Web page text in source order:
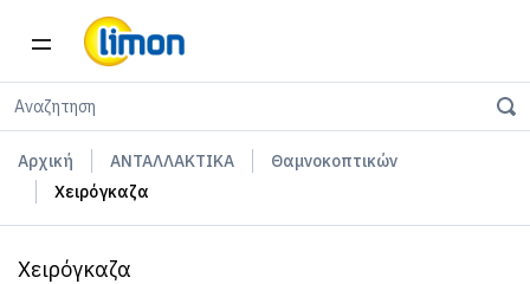
Αρχική ΑΝΤΑΛΛΑΚΤΙΚΑ
Θαμνοκοπτικών
Χειρόγκαζα
Χειρόγκαζα